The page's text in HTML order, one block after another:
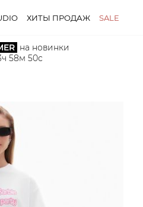
ХИТЫ ПРОДАЖ SALE
на новинки
58м 48с